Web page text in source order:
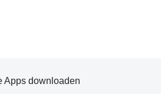
Apps downloaden